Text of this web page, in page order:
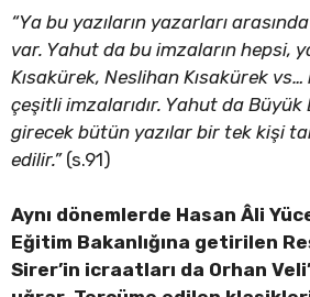
“Ya bu yazıların yazarları
var. Yahut da bu imzaların hepsi,
Kısakürek, Neslihan Kısakürek vs…
çeşitli imzalarıdır. Yahut da Büyük
girecek bütün yazılar bir tek kişi
edilir.”(s.91)
Aynı dönemlerde Hasan Âli
Eğitim Bakanlığına getirilen
Sirer’in icraatları da Orhan